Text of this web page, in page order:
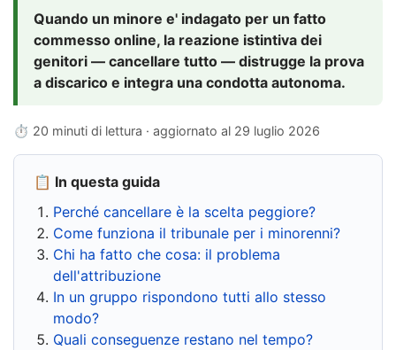
Quando un minore e' indagato per un fatto
commesso online, la reazione istintiva dei
genitori — cancellare tutto — distrugge la prova
a discarico e integra una condotta autonoma.
⏱ 20 minuti di lettura · aggiornato al 29 luglio 2026
📋 In questa guida
Perché cancellare è la scelta peggiore?
Come funziona il tribunale per i minorenni?
Chi ha fatto che cosa: il problema
dell'attribuzione
In un gruppo rispondono tutti allo stesso
modo?
Quali conseguenze restano nel tempo?